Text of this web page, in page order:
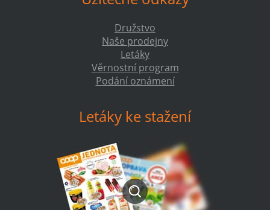
Družstvo
Naše prodejny
Letáky
Věrnostní program
Podání oznámení
Letáky ke stažení